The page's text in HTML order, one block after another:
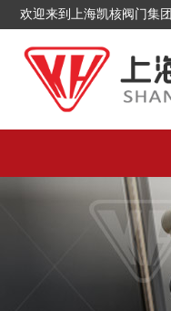
欢迎来到上海凯核阀门集